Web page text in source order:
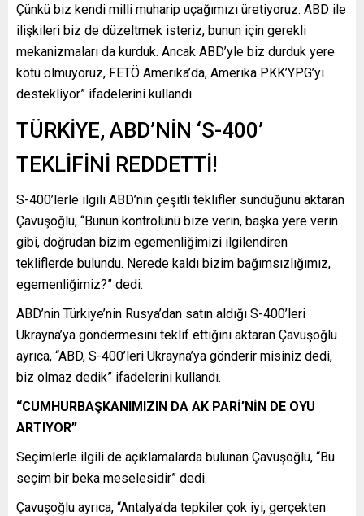
Çünkü biz kendi milli muharip uçağımızı üretiyoruz. ABD ile
ilişkileri biz de düzeltmek isteriz, bunun için gerekli
mekanizmaları da kurduk. Ancak ABD’yle biz durduk yere
kötü olmuyoruz, FETÖ Amerika’da, Amerika PKK’YPG’yi
destekliyor” ifadelerini kullandı.
TÜRKİYE, ABD’NİN ‘S-400’
TEKLİFİNİ REDDETTİ!
S-400’lerle ilgili ABD’nin çeşitli teklifler sunduğunu aktaran
Çavuşoğlu, “Bunun kontrolünü bize verin, başka yere verin
gibi, doğrudan bizim egemenliğimizi ilgilendiren
tekliflerde bulundu. Nerede kaldı bizim bağımsızlığımız,
egemenliğimiz?” dedi.
ABD’nin Türkiye’nin Rusya’dan satın aldığı S-400’leri
Ukrayna’ya göndermesini teklif ettiğini aktaran Çavuşoğlu
ayrıca, “ABD, S-400’leri Ukrayna’ya gönderir misiniz dedi,
biz olmaz dedik” ifadelerini kullandı.
“CUMHURBAŞKANIMIZIN DA AK PARİ’NİN DE OYU
ARTIYOR”
Seçimlerle ilgili de açıklamalarda bulunan Çavuşoğlu, “Bu
seçim bir beka meselesidir” dedi.
Çavuşoğlu ayrıca, “Antalya’da tepkiler çok iyi, gerçekten